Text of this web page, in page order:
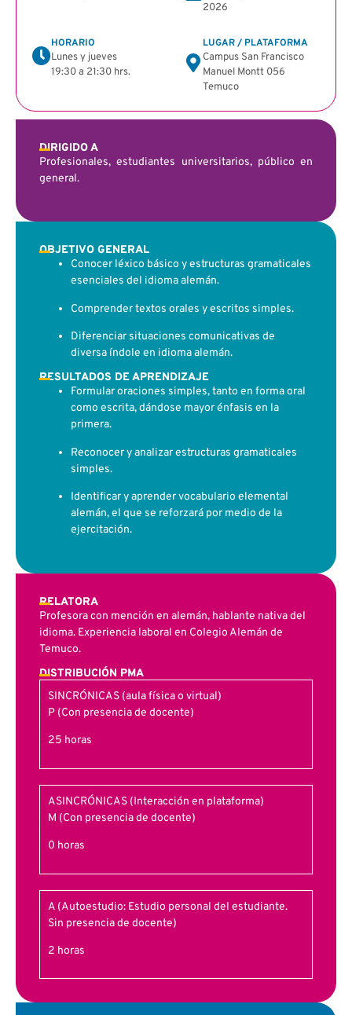
2026
HORARIO
Lunes y jueves
19:30 a 21:30 hrs.
LUGAR / PLATAFORMA
Campus San Francisco
Manuel Montt 056
Temuco
DIRIGIDO A
Profesionales, estudiantes universitarios, público en
general.
OBJETIVO GENERAL
Conocer léxico básico y estructuras gramaticales
esenciales del idioma alemán.
Comprender textos orales y escritos simples.
Diferenciar situaciones comunicativas de
diversa índole en idioma alemán.
RESULTADOS DE APRENDIZAJE
Formular oraciones simples, tanto en forma oral
como escrita, dándose mayor énfasis en la
primera.
Reconocer y analizar estructuras gramaticales
simples.
Identificar y aprender vocabulario elemental
alemán, el que se reforzará por medio de la
ejercitación.
RELATORA
Profesora con mención en alemán, hablante nativa del
idioma. Experiencia laboral en Colegio Alemán de
Temuco.
DISTRIBUCIÓN PMA
SINCRÓNICAS (aula física o virtual)
P (Con presencia de docente)
25 horas
ASINCRÓNICAS (Interacción en plataforma)
M (Con presencia de docente)
0 horas
A (Autoestudio: Estudio personal del estudiante.
Sin presencia de docente)
2 horas